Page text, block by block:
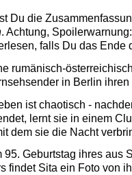
Du die
. Achtung,
falls Du das Ende
rumänisch-
in Berlin
ist chaotisch -
lernt sie in einem
dem sie die Nacht
95. Geburtstag ihres aus
findet Sita ein Foto von